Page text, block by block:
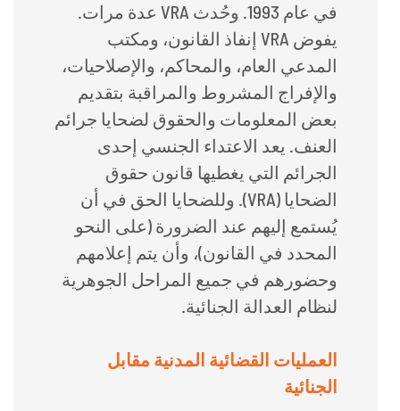
في عام 1993. وحُدث VRA عدة مرات.
يفوض VRA إنفاذ القانون، ومكتب
المدعي العام، والمحاكم، والإصلاحيات،
والإفراج المشروط والمراقبة بتقديم
بعض المعلومات والحقوق لضحايا جرائم
العنف. يعد الاعتداء الجنسي إحدى
الجرائم التي يغطيها قانون حقوق
الضحايا (VRA). وللضحايا الحق في أن
يُستمع إليهم عند الضرورة (على النحو
المحدد في القانون)، وأن يتم إعلامهم
وحضورهم في جميع المراحل الجوهرية
لنظام العدالة الجنائية.
العمليات القضائية المدنية مقابل
الجنائية